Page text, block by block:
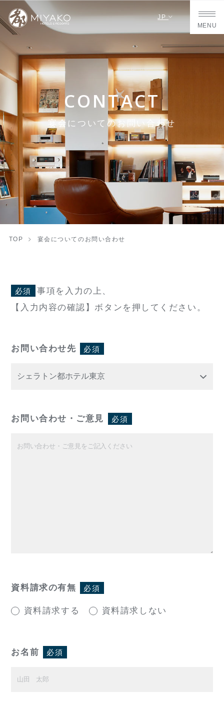
JP
MENU
CONTACT
宴会についてのお問い合わせ
TOP 宴会についてのお問い合わせ
必須
事項を入力の上、
【入力内容の確認】ボタンを押してください。
お問い合わせ先 必須
お問い合わせ・ご意見 必須
資料請求の有無 必須
資料請求する 資料請求しない
お名前 必須